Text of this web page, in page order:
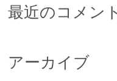
最近のコメント
アーカイブ